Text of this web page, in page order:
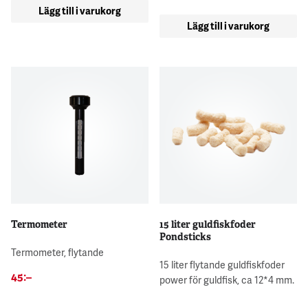
Lägg till i varukorg
Lägg till i varukorg
Termometer
Termometer, flytande
45:–
15 liter guldfiskfoder
Pondsticks
15 liter flytande guldfiskfoder
power för guldfisk, ca 12*4 mm.